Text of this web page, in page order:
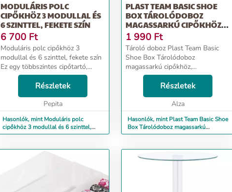
MODULÁRIS POLC
CIPŐKHÖZ 3 MODULLAL ÉS
6 SZINTTEL, FEKETE SZÍN
6 700 Ft
Moduláris polc cipőkhöz 3
modullal és 6 szinttel, fekete szín
Ez egy többszintes cipőtartó,
amely lehetővé teszi a cipők
kényelmes elhelyezését az egész
család számára, aminek
köszönhetően nem csak a...
Részletek
Pepita
Hasonlók, mint Moduláris polc
cipőkhöz 3 modullal és 6 szinttel,
fekete szín
PLAST TEAM BASIC SHOE
BOX TÁROLÓDOBOZ
MAGASSARKÚ CIPŐKHÖZ,
23,8×34×21,2 CM
1 990 Ft
Tároló doboz Plast Team Basic
Shoe Box Tárolódoboz
magassarkú cipőkhöz,
23,8×34×21,2 cm...
Részletek
Alza
Hasonlók, mint Plast Team Basic Shoe
Box Tárolódoboz magassarkú
cipőkhöz, 23,8×34×21,2 cm